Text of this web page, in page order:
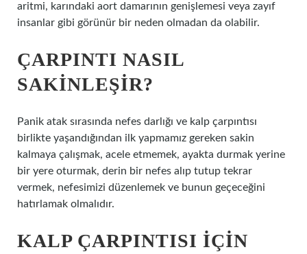
aritmi, karındaki aort damarının genişlemesi veya zayıf
insanlar gibi görünür bir neden olmadan da olabilir.
ÇARPINTI NASIL
SAKINLEŞIR?
Panik atak sırasında nefes darlığı ve kalp çarpıntısı
birlikte yaşandığından ilk yapmamız gereken sakin
kalmaya çalışmak, acele etmemek, ayakta durmak yerine
bir yere oturmak, derin bir nefes alıp tutup tekrar
vermek, nefesimizi düzenlemek ve bunun geçeceğini
hatırlamak olmalıdır.
KALP ÇARPINTISI IÇIN